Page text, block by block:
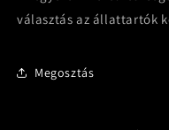
választás az állattartók
Megosztás